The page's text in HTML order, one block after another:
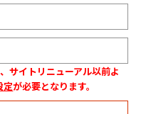
サイトリニューアル以前よ
定が必要となります。